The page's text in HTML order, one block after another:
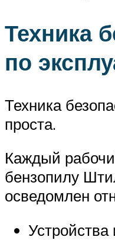
Техника
по
Техника
проста.
Каждый
бензопилу
осведомлен